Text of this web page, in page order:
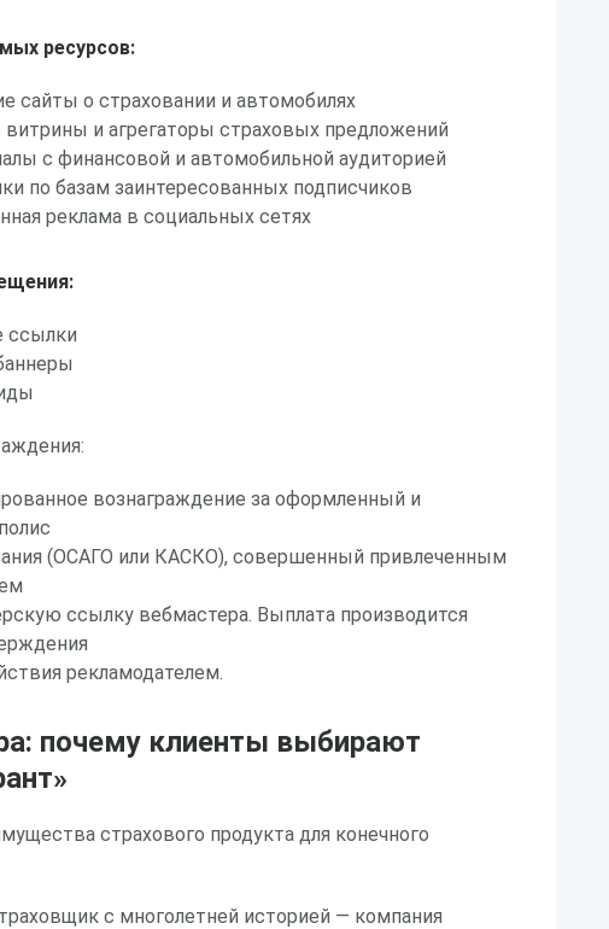
ресурсов:
сайты о страховании и автомобилях
и агрегаторы страховых предложений
с финансовой и автомобильной аудиторией
по базам заинтересованных подписчиков
реклама в социальных сетях
ссылки
вознаграждение за оформленный и
(ОСАГО или КАСКО), совершенный привлеченным
ссылку вебмастера. Выплата производится
рекламодателем.
почему клиенты выбирают
страхового продукта для конечного
с многолетней историей — компания